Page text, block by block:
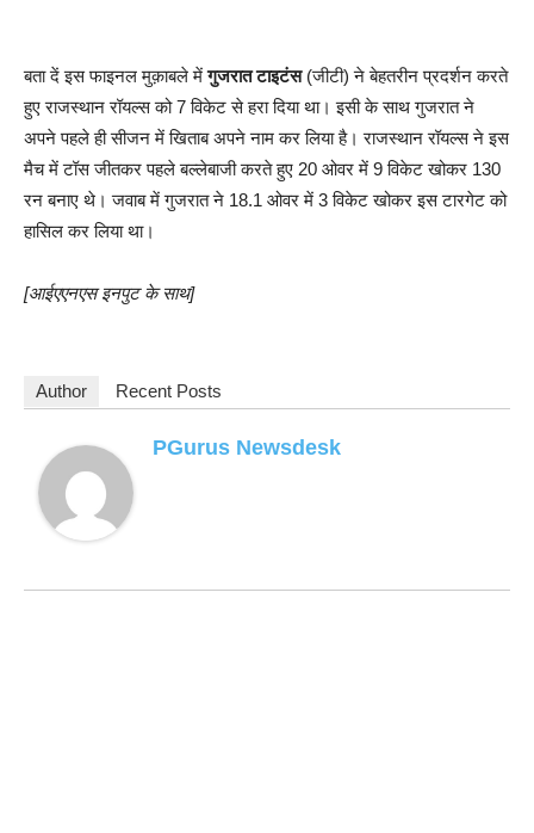
बता दें इस फाइनल मुक़ाबले मेंगुजरात टाइटंस(जीटी) ने बेहतरीन प्रदर्शन करते
हुए राजस्थान रॉयल्स को 7 विकेट से हरा दिया था। इसी के साथ गुजरात ने
अपने पहले ही सीजन में खिताब अपने नाम कर लिया है। राजस्थान रॉयल्स ने इस
मैच में टॉस जीतकर पहले बल्लेबाजी करते हुए 20 ओवर में 9 विकेट खोकर 130
रन बनाए थे। जवाब में गुजरात ने 18.1 ओवर में 3 विकेट खोकर इस टारगेट को
हासिल कर लिया था।
[आईएएनएस इनपुट के साथ]
Author Recent Posts
PGurus Newsdesk